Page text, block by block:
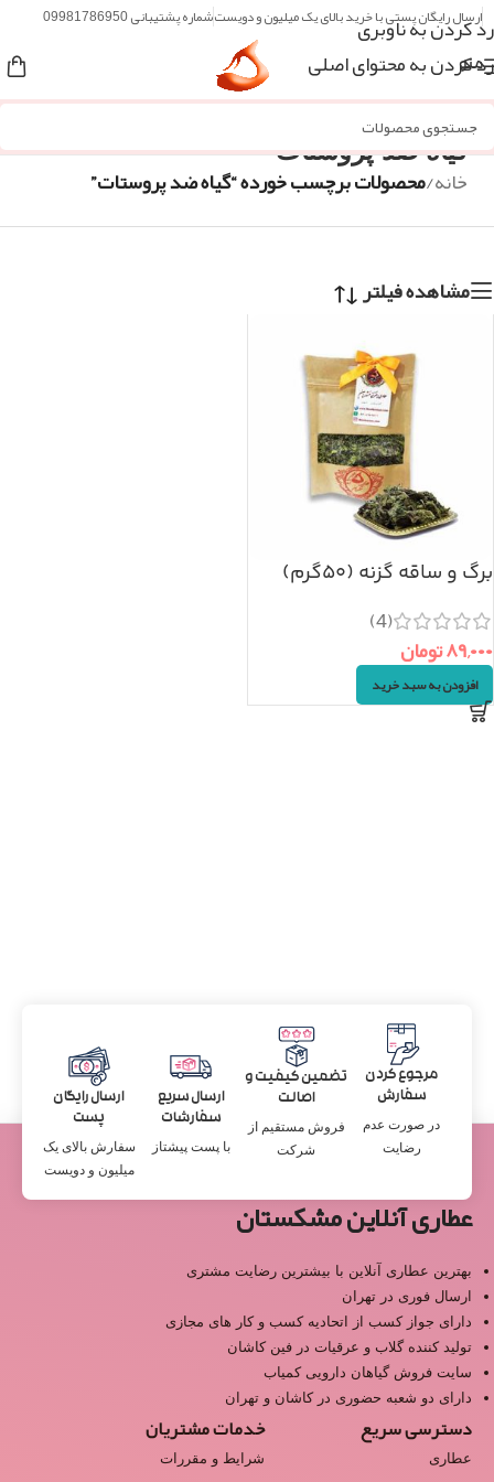
رد کردن به ناوبری
رد کردن به محتوای اصلی
ارسال رایگان پستی با خرید بالای یک میلیون و دویستشماره پشتیبانی 09981786950
منو
گیاه ضد پروستات
خانه/محصولات برچسب خورده “گیاه ضد پروستات”
مشاهده فیلتر
برگ و ساقه گزنه (۵۰گرم)
(4)
۸۹,۰۰۰تومان
افزودن به سبد خرید
مرجوع کردن
سفارش
در صورت عدم
رضایت
تضمین کیفیت و
اصالت
فروش مستقیم از
شرکت
ارسال سریع
سفارشات
با پست پیشتاز
ارسال رایگان
پست
سفارش بالای یک
میلیون و دویست
عطاری آنلاین مشکستان
بهترین عطاری آنلاین با بیشترین رضایت مشتری
ارسال فوری در تهران
دارای جواز کسب از اتحادیه کسب و کار های مجازی
تولید کننده گلاب و عرقیات در فین کاشان
سایت فروش گیاهان دارویی کمیاب
دارای دو شعبه حضوری در کاشان و تهران
دسترسی سریع
عطاری
خدمات مشتریان
شرایط و مقررات